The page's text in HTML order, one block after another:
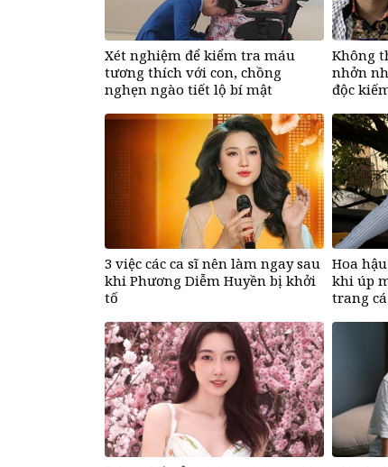
Xét nghiệm để kiểm tra máu
tương thích với con, chồng
nghẹn ngào tiết lộ bí mật
Không
nhởn
độc
3 việc các ca sĩ nên làm ngay sau
khi Phương Diễm Huyền bị khởi
tố
Hoa
khi úp
trang